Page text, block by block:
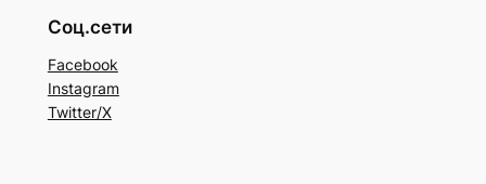
Соц.сети
Facebook
Instagram
Twitter/X